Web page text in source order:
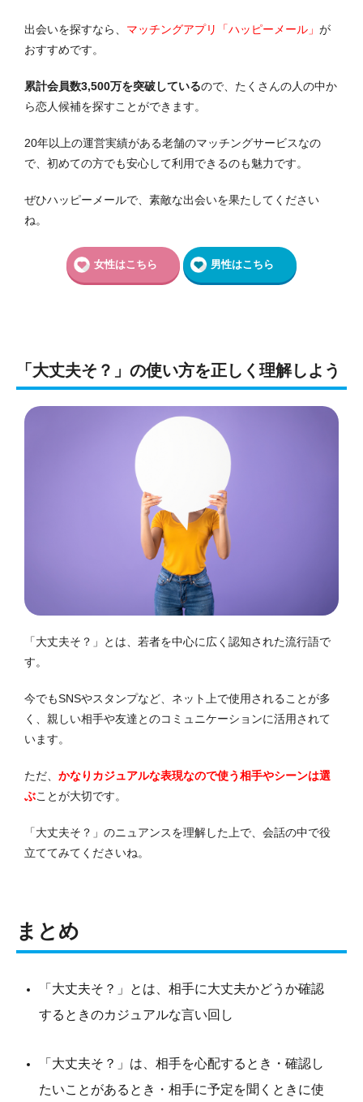
出会いを探すなら、 マッチングアプリ「ハッピーメール」 が
おすすめです。
累計会員数3,500万を突破しているので、たくさんの人の中か
ら恋人候補を探すことができます。
20年以上の運営実績がある老舗のマッチングサービスなの
で、初めての方でも安心して利用できるのも魅力です。
ぜひハッピーメールで、素敵な出会いを果たしてください
ね。
女性はこちら 男性はこちら
「大丈夫そ？」の使い方を正しく理解しよう
「大丈夫そ？」とは、若者を中心に広く認知された流行語で
す。
今でもSNSやスタンプなど、ネット上で使用されることが多
く、親しい相手や友達とのコミュニケーションに活用されて
います。
ただ、 かなりカジュアルな表現なので使う相手やシーンは選
ぶことが大切です。
「大丈夫そ？」のニュアンスを理解した上で、会話の中で役
立ててみてくださいね。
まとめ
「大丈夫そ？」とは、相手に大丈夫かどうか確認
するときのカジュアルな言い回し
「大丈夫そ？」は、相手を心配するとき・確認し
たいことがあるとき・相手に予定を聞くときに使